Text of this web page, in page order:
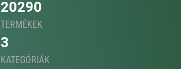
20290
TERMÉKEK
3
KATEGÓRIÁK